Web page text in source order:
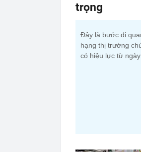
trọng
Đây là bước đi
hạng thị trường
có hiệu lực từ ngày